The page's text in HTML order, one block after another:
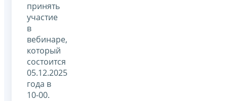
принять
участие
в
вебинаре,
который
состоится
05.12.2025
года в
10-00.